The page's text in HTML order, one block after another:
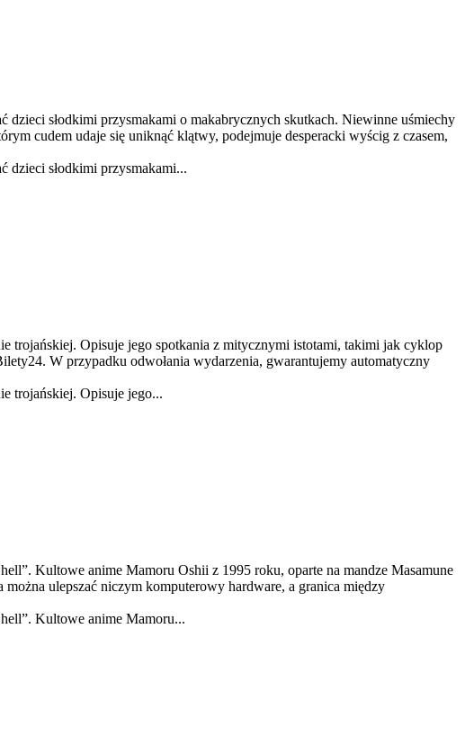
dzieci słodkimi przysmakami o makabrycznych skutkach. Niewinne uśmiechy
cudem udaje się uniknąć klątwy, podejmuje desperacki wyścig z czasem,
dzieci słodkimi przysmakami...
trojańskiej. Opisuje jego spotkania z mitycznymi istotami, takimi jak cyklop
W przypadku odwołania wydarzenia, gwarantujemy automatyczny
trojańskiej. Opisuje jego...
Kultowe anime Mamoru Oshii z 1995 roku, oparte na mandze Masamune
ulepszać niczym komputerowy hardware, a granica między
Kultowe anime Mamoru...